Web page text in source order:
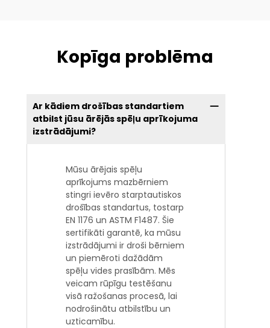
Kopīga problēma
Ar kādiem drošības standartiem
atbilst jūsu ārējās spēļu aprīkojuma
izstrādājumi?
Mūsu ārējais spēļu
aprīkojums mazbērniem
stingri ievēro starptautiskos
drošības standartus, tostarp
EN 1176 un ASTM F1487. Šie
sertifikāti garantē, ka mūsu
izstrādājumi ir droši bērniem
un piemēroti dažādām
spēļu vides prasībām. Mēs
veicam rūpīgu testēšanu
visā ražošanas procesā, lai
nodrošinātu atbilstību un
uzticamību.